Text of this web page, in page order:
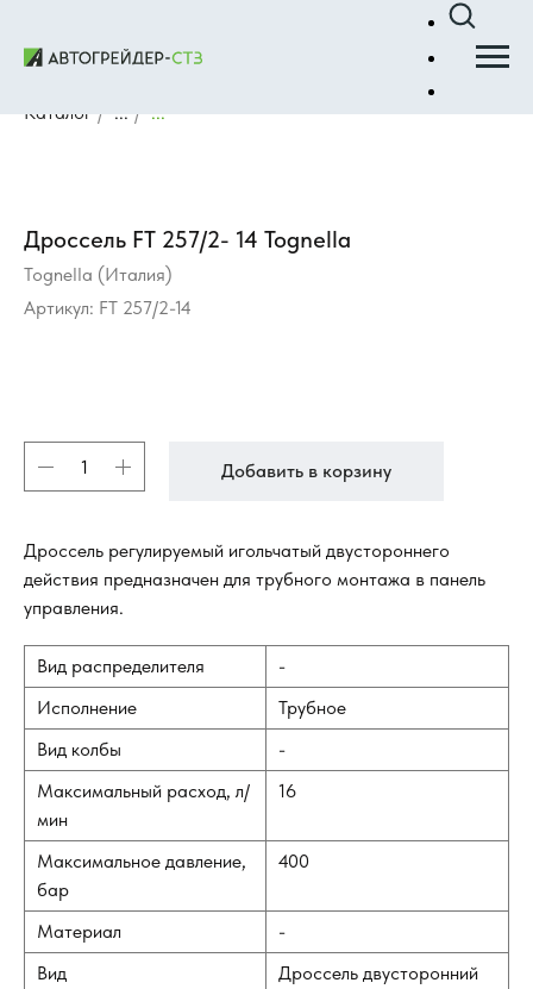
Каталог / ... / ...
Дроссель FT 257/2- 14 Tognella
Tognella (Италия)
Артикул: FT 257/2-14
Добавить в корзину
Дроссель регулируемый игольчатый двустороннего
действия предназначен для трубного монтажа в панель
управления.
Вид распределителя
-
Исполнение
Трубное
Вид колбы
-
Максимальный расход, л/
мин
16
Максимальное давление,
бар
400
Материал
-
Вид
Дроссель двусторонний